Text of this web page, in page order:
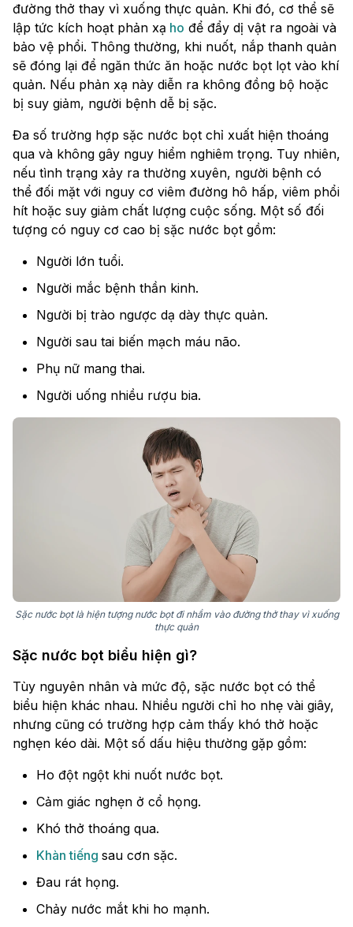
đường thở thay vì xuống thực quản. Khi đó, cơ thể sẽ
lập tức kích hoạt phản xạ ho để đẩy dị vật ra ngoài và
bảo vệ phổi. Thông thường, khi nuốt, nắp thanh quản
sẽ đóng lại để ngăn thức ăn hoặc nước bọt lọt vào khí
quản. Nếu phản xạ này diễn ra không đồng bộ hoặc
bị suy giảm, người bệnh dễ bị sặc.
Đa số trường hợp sặc nước bọt chỉ xuất hiện thoáng
qua và không gây nguy hiểm nghiêm trọng. Tuy nhiên,
nếu tình trạng xảy ra thường xuyên, người bệnh có
thể đối mặt với nguy cơ viêm đường hô hấp, viêm phổi
hít hoặc suy giảm chất lượng cuộc sống. Một số đối
tượng có nguy cơ cao bị sặc nước bọt gồm:
Người lớn tuổi.
Người mắc bệnh thần kinh.
Người bị trào ngược dạ dày thực quản.
Người sau tai biến mạch máu não.
Phụ nữ mang thai.
Người uống nhiều rượu bia.
Sặc nước bọt là hiện tượng nước bọt đi nhầm vào đường thở thay vì xuống
thực quản
Sặc nước bọt biểu hiện gì?
Tùy nguyên nhân và mức độ, sặc nước bọt có thể
biểu hiện khác nhau. Nhiều người chỉ ho nhẹ vài giây,
nhưng cũng có trường hợp cảm thấy khó thở hoặc
nghẹn kéo dài. Một số dấu hiệu thường gặp gồm:
Ho đột ngột khi nuốt nước bọt.
Cảm giác nghẹn ở cổ họng.
Khó thở thoáng qua.
Khàn tiếng sau cơn sặc.
Đau rát họng.
Chảy nước mắt khi ho mạnh.